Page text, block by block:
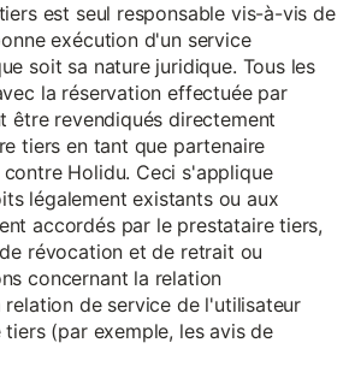
est seul responsable vis-à-vis de
exécution d'un service
soit sa nature juridique. Tous les
la réservation effectuée par
être revendiqués directement
tiers en tant que partenaire
Holidu. Ceci s'applique
légalement existants ou aux
accordés par le prestataire tiers,
révocation et de retrait ou
concernant la relation
de service de l'utilisateur
(par exemple, les avis de